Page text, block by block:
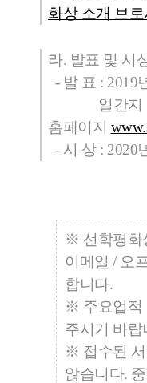
화상 소개 브
라. 발표 및 시
- 발 표 : 2019
일간지 및
홈페이지
- 시 상 : 2020
※ 선학평화
이메일 / 오
합니다.
※ 주요업적
주시기 바랍
※ 접수된 서
않습니다.